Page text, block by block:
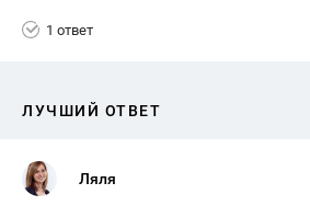
1 ответ
ЛУЧШИЙ ОТВЕТ
Ляля